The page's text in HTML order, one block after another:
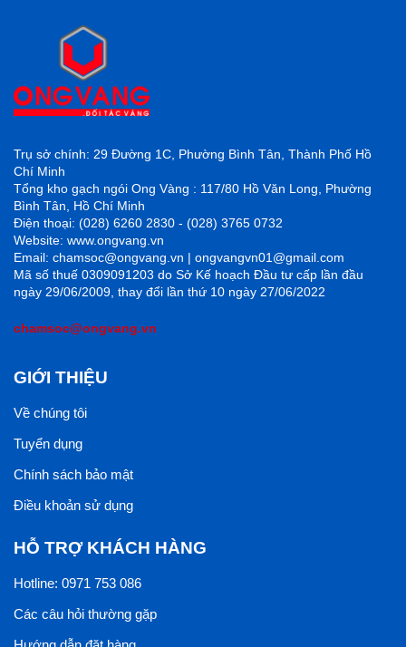
5. Mua gạch Cotto Prime ở đâu uy tín
Cotto đến từ nhiều thương hiệu khác nhau nhưng gạch
Cotto của Prime lại có rất ít nhà phân phối. Từ đó làm
đơn vị phân phối chính hãng gạch Cotto của Prime.
Ong Vàng tự hào là nhà phân phối nhiều sản phẩm gạch
ốp lát chính hãng đến từ thương hiệu Prime trong đó có
gạch Cotto với mức giá thành cạnh tranh nhất thị trường.
sự quý trọng và Ong Vàng luôn hướng đến.
Trụ sở chính: 29 Đường 1C, Phường Bình Tân, Thành Phố Hồ
Chí Minh
Tổng kho gạch ngói Ong Vàng : 117/80 Hồ Văn Long, Phường
Bình Tân, Hồ Chí Minh
Điện thoại: (028) 6260 2830 - (028) 3765 0732
Website: www.ongvang.vn
Email: chamsoc@ongvang.vn | ongvangvn01@gmail.com
Mã số thuế 0309091203 do Sở Kế hoạch Đầu tư cấp lần đầu
ngày 29/06/2009, thay đổi lần thứ 10 ngày 27/06/2022
chamsoc@ongvang.vn
GIỚI THIỆU
Về chúng tôi
Tuyển dụng
Chính sách bảo mật
Điều khoản sử dụng
HỖ TRỢ KHÁCH HÀNG
Hotline: 0971 753 086
Các câu hỏi thường gặp